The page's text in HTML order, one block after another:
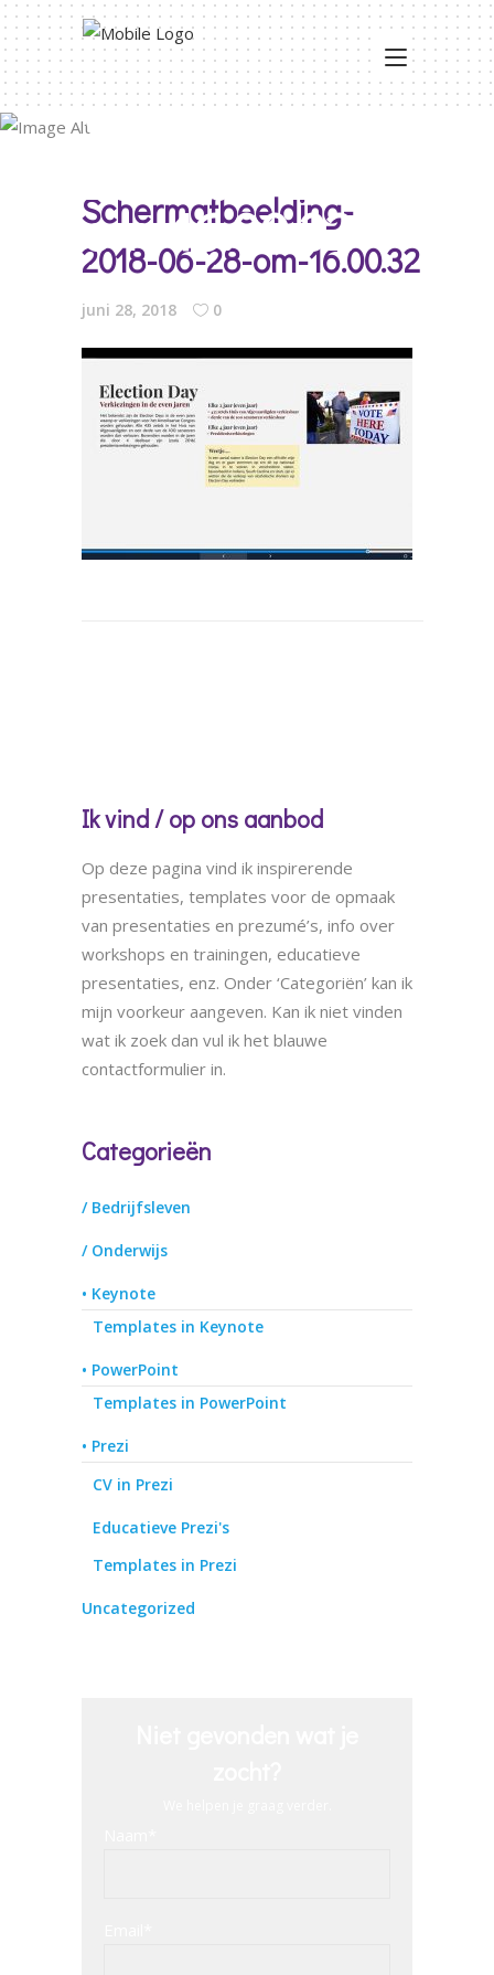
2018-06-28-
om-16.00.32
Schermafbeelding-
2018-06-28-om-16.00.32
juni 28, 2018 0
Ik vind / op ons aanbod
Op deze pagina vind ik inspirerende
presentaties, templates voor de opmaak
van presentaties en prezumé’s, info over
workshops en trainingen, educatieve
presentaties, enz. Onder ‘Categoriën’ kan ik
mijn voorkeur aangeven. Kan ik niet vinden
wat ik zoek dan vul ik het blauwe
contactformulier in.
Categorieën
/ Bedrijfsleven
/ Onderwijs
• Keynote
Templates in Keynote
• PowerPoint
Templates in PowerPoint
• Prezi
CV in Prezi
Educatieve Prezi's
Templates in Prezi
Uncategorized